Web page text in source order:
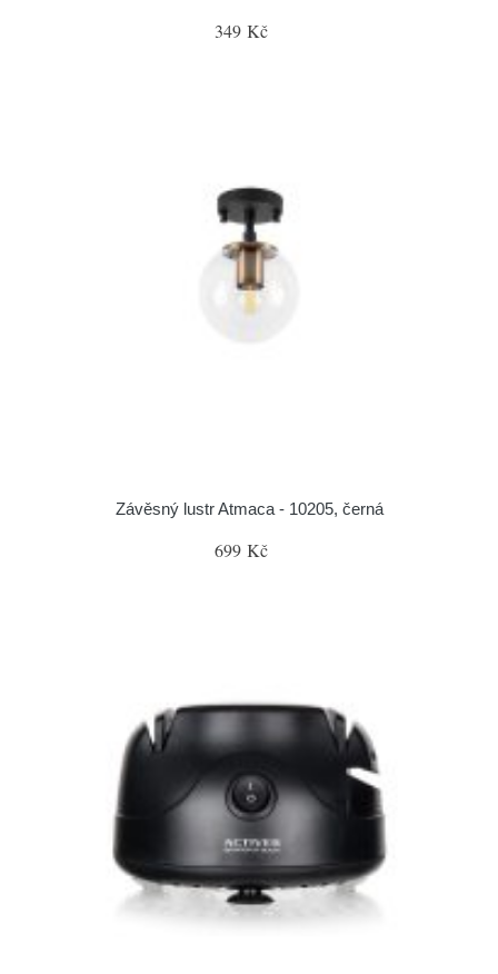
349 Kč
Závěsný lustr Atmaca - 10205, černá
699 Kč